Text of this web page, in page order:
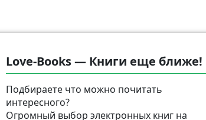
Love-Books — Книги еще ближе!
Подбираете что можно почитать
интересного?
Огромный выбор электронных книг на